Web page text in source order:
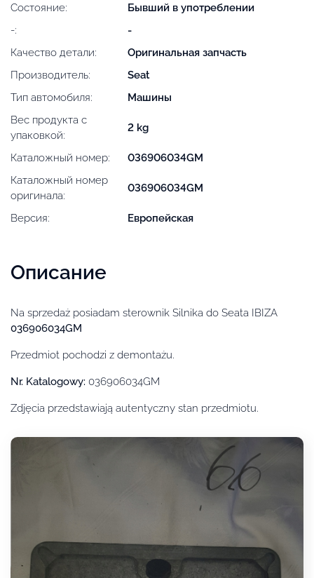
Состояние:
Бывший в употреблении
-:
-
Качество детали:
Оригинальная запчасть
Производитель:
Seat
Тип автомобиля:
Машины
Вес продукта с
упаковкой:
2 kg
Каталожный номер:
036906034GM
Каталожный номер
оригинала:
036906034GM
Версия: Европейская
Описание
Na sprzedaż posiadam sterownik Silnika do Seata IBIZA
036906034GM
Przedmiot pochodzi z demontażu.
Nr. Katalogowy: 036906034GM
Zdjęcia przedstawiają autentyczny stan przedmiotu.